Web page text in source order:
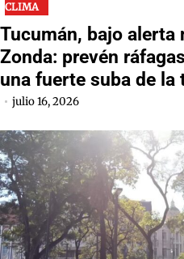
CLIMA
Tucumán, bajo alerta
Zonda: prevén
una fuerte suba de la
julio 16, 2026